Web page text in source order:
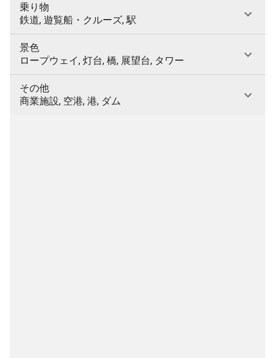
乗り物
鉄道, 遊覧船・クルーズ, 駅
景色
ロープウェイ, 灯台, 橋, 展望台, タワー
その他
商業施設, 空港, 港, ダム